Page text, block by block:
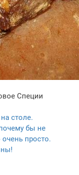
Специи
столе.
бы не
очень просто.